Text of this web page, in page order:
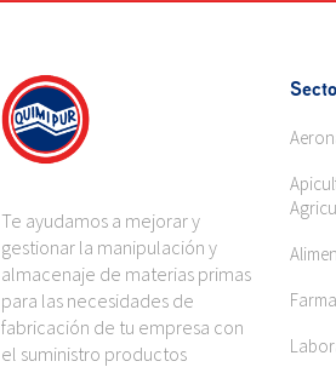
Te ayudamos a mejorar y
gestionar la manipulación y
almacenaje de materias primas
para las necesidades de
fabricación de tu empresa con
el suministro productos